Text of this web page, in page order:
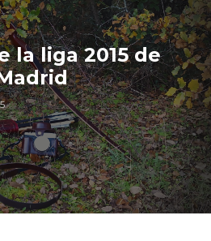
la liga 2015 de